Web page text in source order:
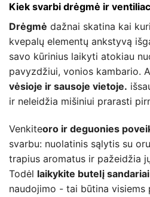
Kiek svarbi drėgmė ir
Drėgmė dažnai skatina kai
kvepalų elementų ankstyvą
savo kūrinius laikyti atokiau
pavyzdžiui, vonios kambario.
vėsioje ir sausoje vietoje.
ir neleidžia mišiniui prarasti
Venkiteoro ir deguonies
svarbu: nuolatinis sąlytis su
trapius aromatus ir pažeidžia
Todėl laikykite butelį
naudojimo - tai būtina visiems